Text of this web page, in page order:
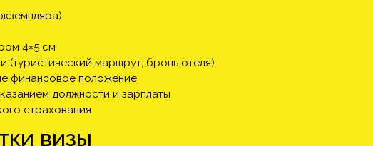
4×5 см
(туристический маршрут, бронь отеля)
финансовое положение
должности и зарплаты
страхования
визы